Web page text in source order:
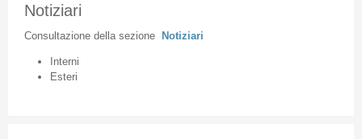
Notiziari
Consultazione della sezione Notiziari
Interni
Esteri